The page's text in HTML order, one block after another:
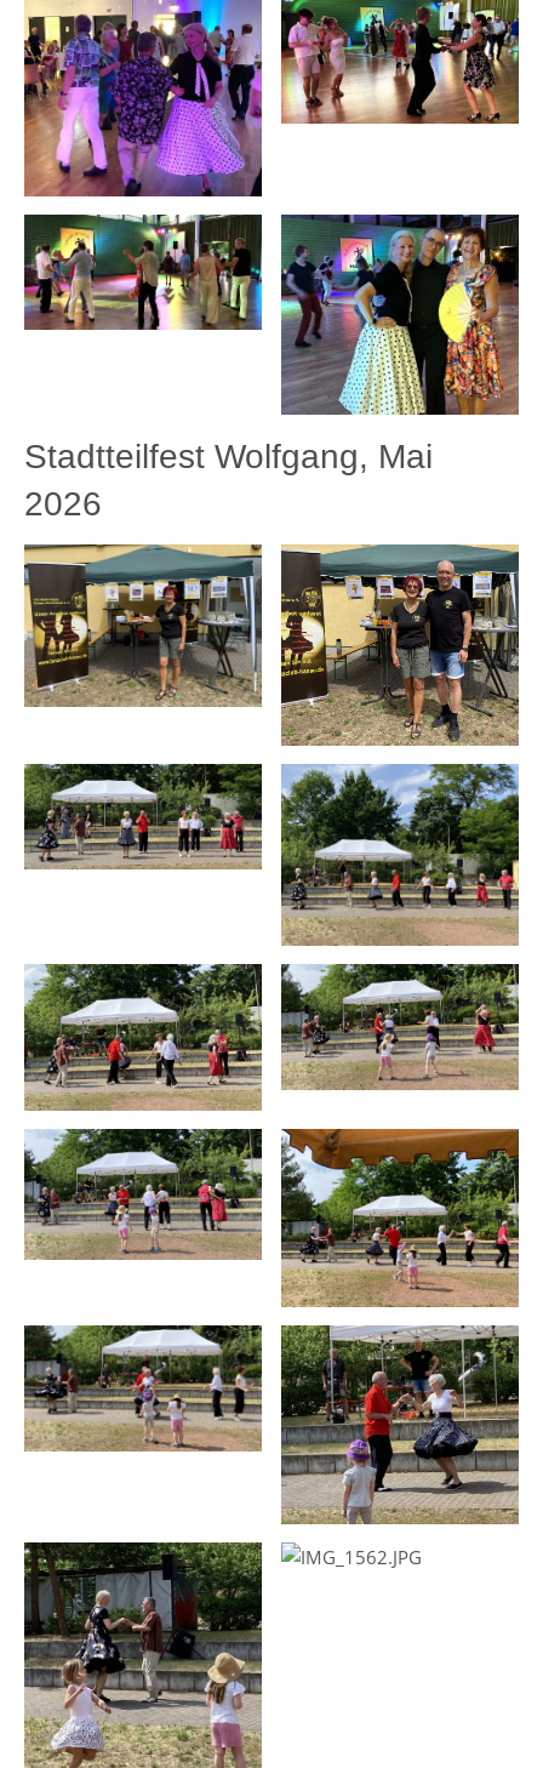
Stadtteilfest Wolfgang, Mai
2026